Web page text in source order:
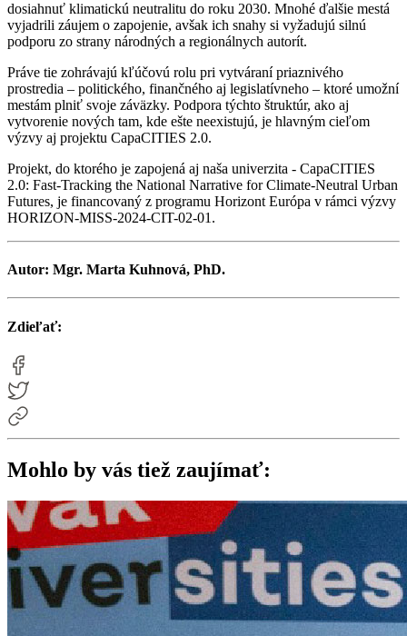
dosiahnuť klimatickú neutralitu do roku 2030. Mnohé ďalšie mestá
vyjadrili záujem o zapojenie, avšak ich snahy si vyžadujú silnú
podporu zo strany národných a regionálnych autorít.
Práve tie zohrávajú kľúčovú rolu pri vytváraní priaznivého
prostredia – politického, finančného aj legislatívneho – ktoré umožní
mestám plniť svoje záväzky. Podpora týchto štruktúr, ako aj
vytvorenie nových tam, kde ešte neexistujú, je hlavným cieľom
výzvy aj projektu CapaCITIES 2.0.
Projekt, do ktorého je zapojená aj naša univerzita - CapaCITIES
2.0: Fast-Tracking the National Narrative for Climate-Neutral Urban
Futures, je financovaný z programu Horizont Európa v rámci výzvy
HORIZON-MISS-2024-CIT-02-01.
Autor: Mgr. Marta Kuhnová, PhD.
Zdieľať:
Mohlo by vás tiež zaujímať: